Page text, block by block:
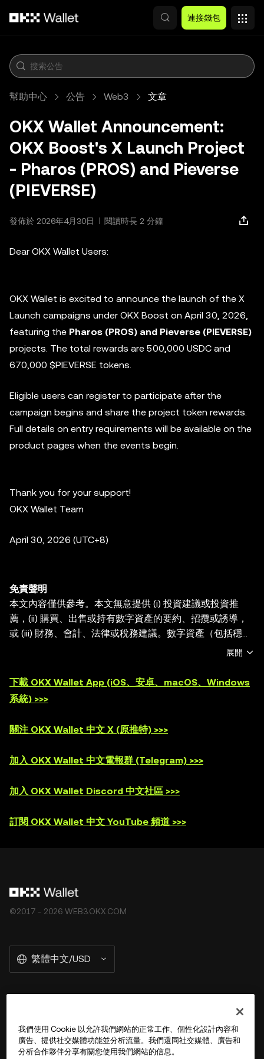
連接錢包
幫助中心 公告 Web3 文章
OKX Wallet Announcement:
OKX Boost's X Launch Project
- Pharos (PROS) and Pieverse
(PIEVERSE)
發佈於 2026年4月30日 閱讀時長 2 分鐘
Dear OKX Wallet Users:
OKX Wallet is excited to announce the launch of the X
Launch campaigns under OKX Boost on April 30, 2026,
featuring the Pharos (PROS) and Pieverse (PIEVERSE)
projects. The total rewards are 500,000 USDC and
670,000 $PIEVERSE tokens.
Eligible users can register to participate after the
campaign begins and share the project token rewards.
Full details on entry requirements will be available on the
product pages when the events begin.
Thank you for your support!
OKX Wallet Team
April 30, 2026 (UTC+8)
免責聲明
本文內容僅供參考。本文無意提供 (i) 投資建議或投資推
薦，(ii) 購買、出售或持有數字資產的要約、招攬或誘導，
或 (iii) 財務、會計、法律或稅務建議。數字資產（包括穩定
幣和 NFT）受市場波動影響， 涉及高風險，並且可能會貶
詢您的法律/稅務/投資專業人士。OKX Web3 錢包僅爲一種
自託管錢包軟件服務，讓您可以發現並與第三方平臺交互，
OKX Web3 錢包無法控制此類第三方平臺的服務，也不對
其承擔任何責任。並非所有產品均在所有地區提供。OKX
Web3 錢包及其相關服務不是由 OKX 交易所提供的，並受
展開
下載 OKX Wallet App (iOS、安卓、macOS、Windows
系統) >>>
關注 OKX Wallet 中文 X (原推特) >>>
加入 OKX Wallet 中文電報群 (Telegram) >>>
加入 OKX Wallet Discord 中文社區 >>>
訂閱 OKX Wallet 中文 YouTube 頻道 >>>
©2017 - 2026 WEB3.OKX.COM
繁體中文/USD
產品
我們使用 Cookie 以允許我們網站的正常工作、個性化設計內容和
廣告、提供社交媒體功能並分析流量。我們還同社交媒體、廣告和
分析合作夥伴分享有關您使用我們網站的信息。